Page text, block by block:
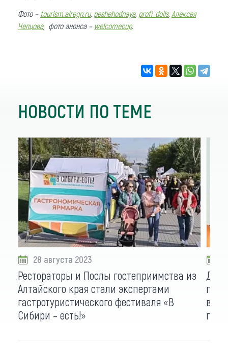
Фото – tourism.alregn.ru, peshehodnaya, profi_dolls, Алексея
Чепцова, фото анонса – welcomecup.
НОВОСТИ ПО ТЕМЕ
28 августа 2023
Рестораторы и Послы гостеприимства из
Алтайского края стали экспертами
гастротуристического фестиваля «В
Сибири – есть!»